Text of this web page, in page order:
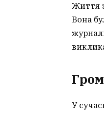
Життя
Вона
У